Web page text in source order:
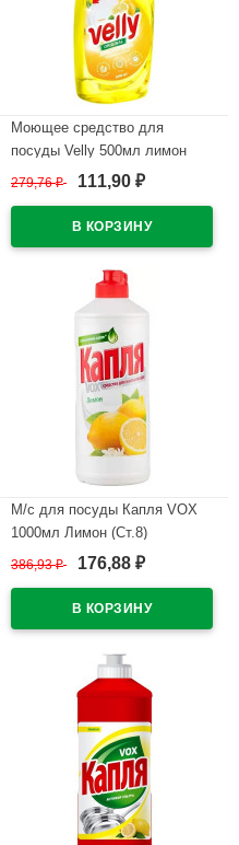
Моющее средство для
посуды Velly 500мл лимон
Grass арт.125426 (Ст.8)
279,76₽ 111,90 ₽
М/с для посуды Капля VOX
1000мл Лимон (Ст.8)
В наличии
386,93₽ 176,88 ₽